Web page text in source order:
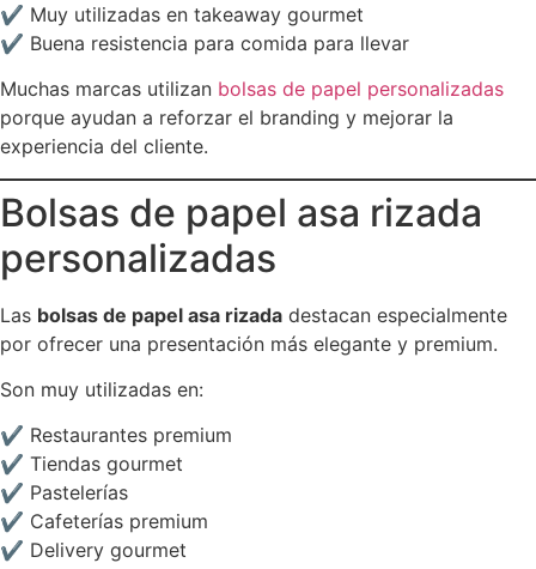
✔ Muy utilizadas en takeaway gourmet
✔ Buena resistencia para comida para llevar
Muchas marcas utilizan bolsas de papel personalizadas
porque ayudan a reforzar el branding y mejorar la
experiencia del cliente.
Bolsas de papel asa rizada
personalizadas
Las bolsas de papel asa rizada destacan especialmente
por ofrecer una presentación más elegante y premium.
Son muy utilizadas en:
✔ Restaurantes premium
✔ Tiendas gourmet
✔ Pastelerías
✔ Cafeterías premium
✔ Delivery gourmet